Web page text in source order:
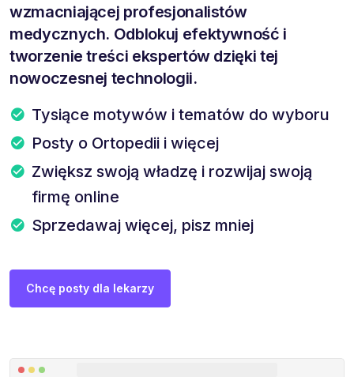
wzmacniającej profesjonalistów
medycznych. Odblokuj efektywność i
tworzenie treści ekspertów dzięki tej
nowoczesnej technologii.
Tysiące motywów i tematów do wyboru
Posty o Ortopedii i więcej
Zwiększ swoją władzę i rozwijaj swoją
firmę online
Sprzedawaj więcej, pisz mniej
Chcę posty dla lekarzy